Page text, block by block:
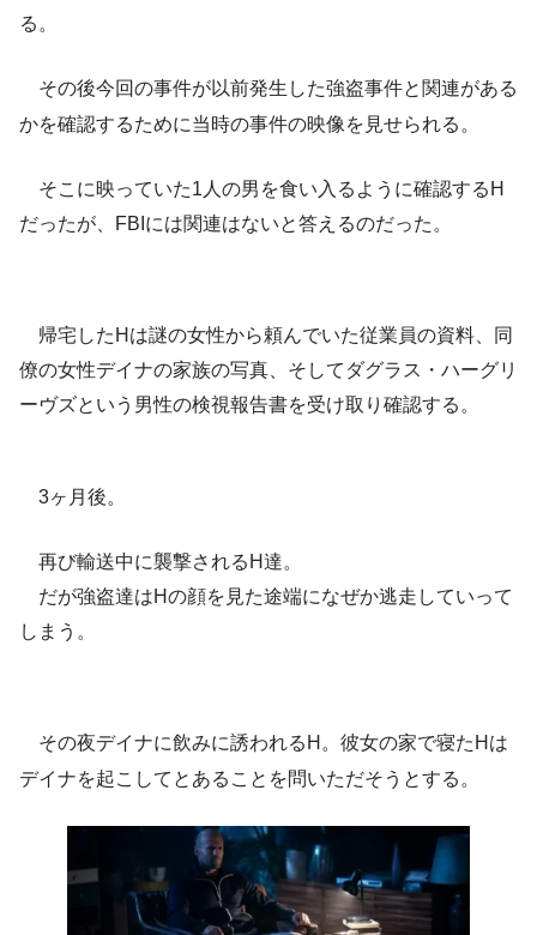
る。
その後今回の事件が以前発生した強盗事件と関連がある
かを確認するために当時の事件の映像を見せられる。
そこに映っていた1人の男を食い入るように確認するH
だったが、FBIには関連はないと答えるのだった。
帰宅したHは謎の女性から頼んでいた従業員の資料、同
僚の女性デイナの家族の写真、そしてダグラス・ハーグリ
ーヴズという男性の検視報告書を受け取り確認する。
3ヶ月後。
再び輸送中に襲撃されるH達。
だが強盗達はHの顔を見た途端になぜか逃走していって
しまう。
その夜デイナに飲みに誘われるH。彼女の家で寝たHは
デイナを起こしてとあることを問いただそうとする。